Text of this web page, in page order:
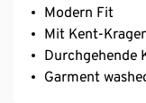
Modern Fit
Mit Kent-
Durchgehende
Garment